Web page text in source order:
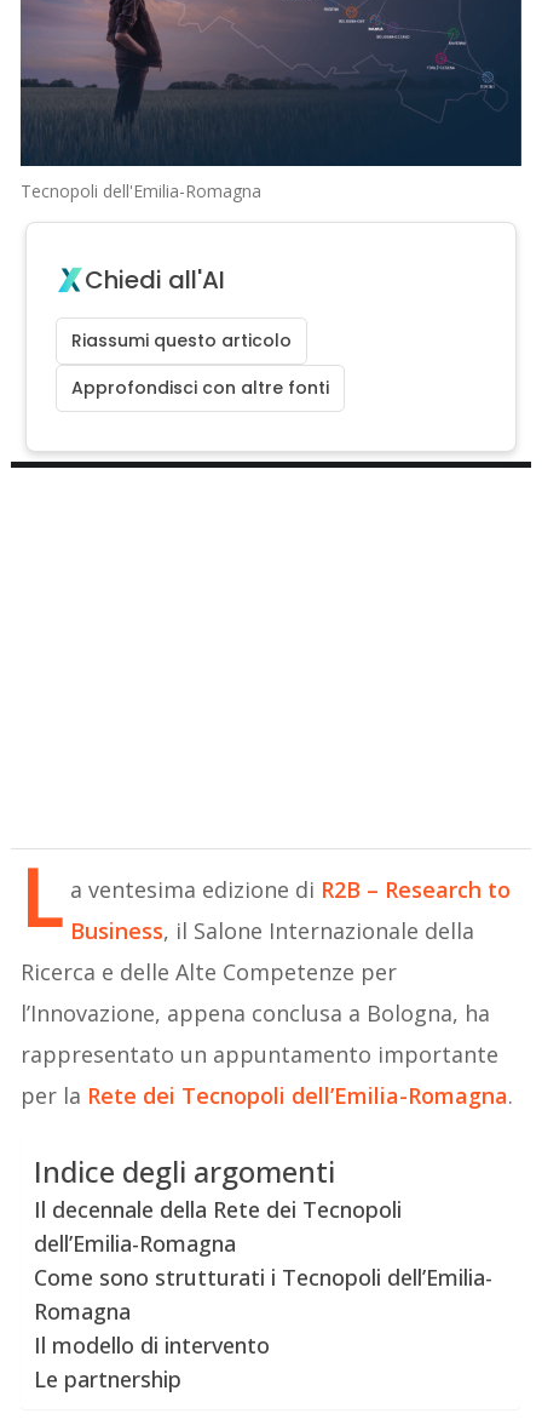
Tecnopoli dell'Emilia-Romagna
Chiedi all'AI
Riassumi questo articolo
Approfondisci con altre fonti
L a ventesima edizione di R2B – Research to
Business, il Salone Internazionale della
Ricerca e delle Alte Competenze per
l’Innovazione, appena conclusa a Bologna, ha
rappresentato un appuntamento importante
per la Rete dei Tecnopoli dell’Emilia-Romagna.
Indice degli argomenti
Il decennale della Rete dei Tecnopoli
dell’Emilia-Romagna
Come sono strutturati i Tecnopoli dell’Emilia-
Romagna
Il modello di intervento
Le partnership